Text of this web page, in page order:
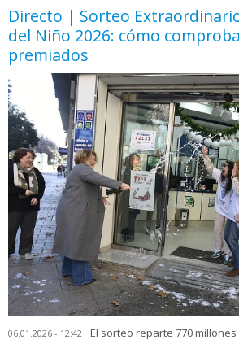
Directo | Sorteo
del Niño 2026: cómo
premiados
06.01.2026 - 12:42
El sorteo reparte 770